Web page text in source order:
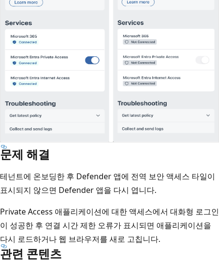
문제 해결
테넌트에 온보딩한 후 Defender 앱에 전역 보안 액세스 타일이
표시되지 않으면 Defender 앱을 다시 엽니다.
Private Access 애플리케이션에 대한 액세스에서 대화형 로그인
이 성공한 후 연결 시간 제한 오류가 표시되면 애플리케이션을
다시 로드하거나 웹 브라우저를 새로 고칩니다.
관련 콘텐츠